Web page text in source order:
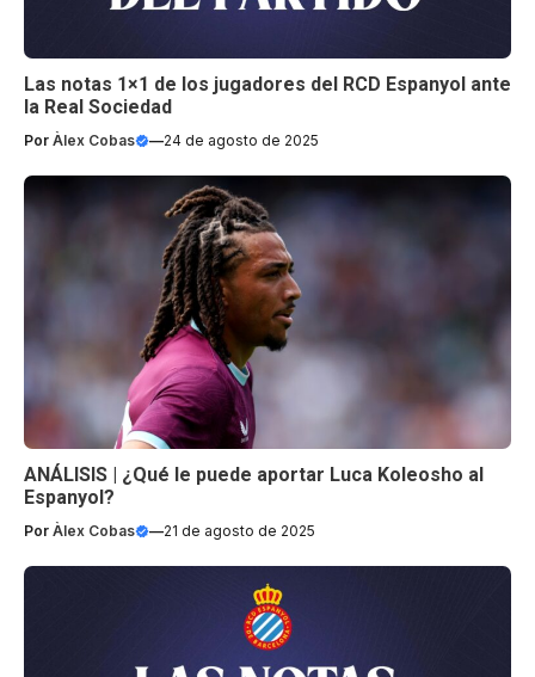
Las notas 1×1 de los jugadores del RCD Espanyol ante
la Real Sociedad
Por Àlex Cobas —24 de agosto de 2025
ANÁLISIS | ¿Qué le puede aportar Luca Koleosho al
Espanyol?
Por Àlex Cobas —21 de agosto de 2025